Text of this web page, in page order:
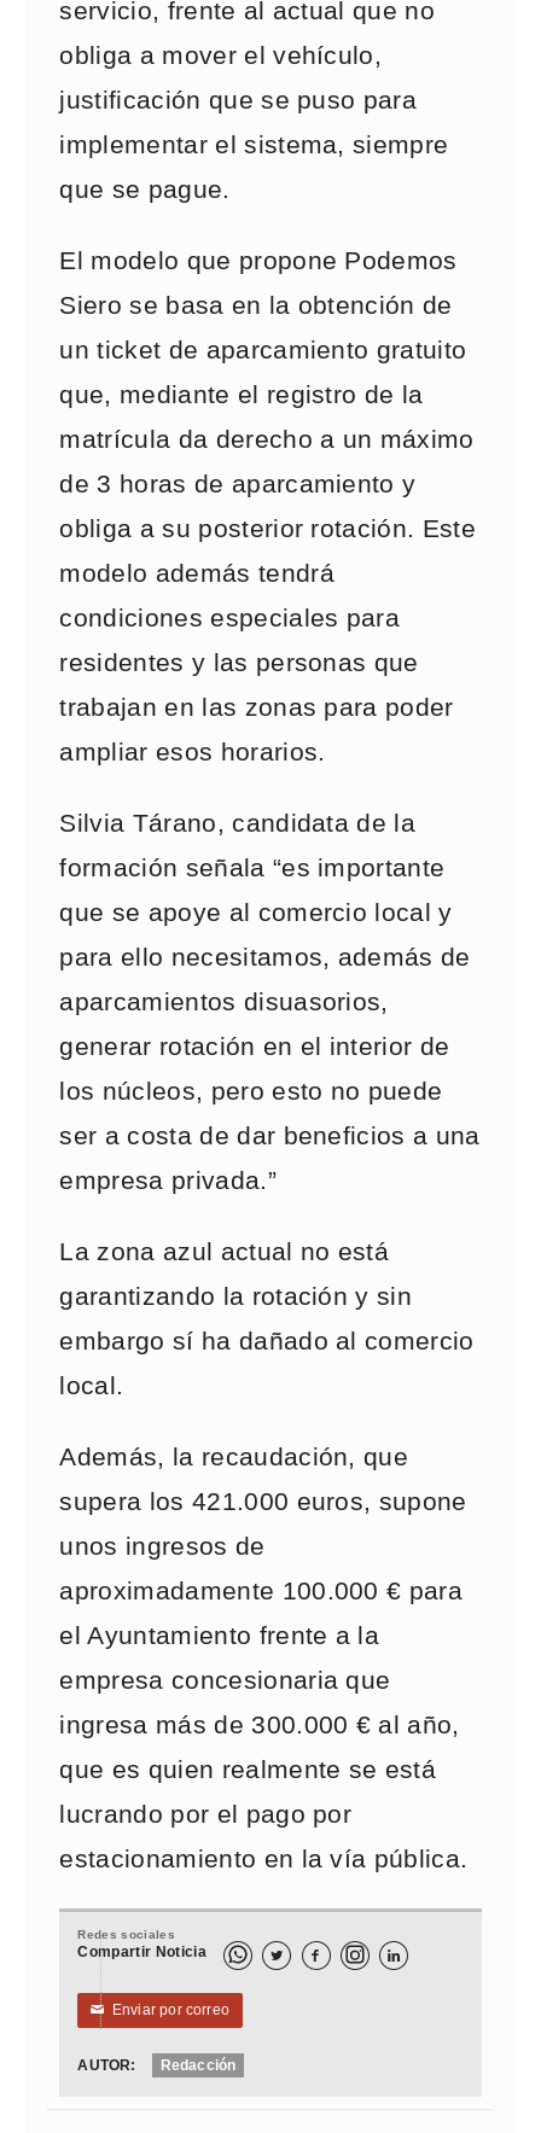
servicio, frente al actual que no
obliga a mover el vehículo,
justificación que se puso para
implementar el sistema, siempre
que se pague.
El modelo que propone Podemos
Siero se basa en la obtención de
un ticket de aparcamiento gratuito
que, mediante el registro de la
matrícula da derecho a un máximo
de 3 horas de aparcamiento y
obliga a su posterior rotación. Este
modelo además tendrá
condiciones especiales para
residentes y las personas que
trabajan en las zonas para poder
ampliar esos horarios.
Silvia Tárano, candidata de la
formación señala “es importante
que se apoye al comercio local y
para ello necesitamos, además de
aparcamientos disuasorios,
generar rotación en el interior de
los núcleos, pero esto no puede
ser a costa de dar beneficios a una
empresa privada.”
La zona azul actual no está
garantizando la rotación y sin
embargo sí ha dañado al comercio
local.
Además, la recaudación, que
supera los 421.000 euros, supone
unos ingresos de
aproximadamente 100.000 € para
el Ayuntamiento frente a la
empresa concesionaria que
ingresa más de 300.000 € al año,
que es quien realmente se está
lucrando por el pago por
estacionamiento en la vía pública.
Redes sociales
Compartir Noticia   
✉ Enviar por correo
AUTOR: Redacción